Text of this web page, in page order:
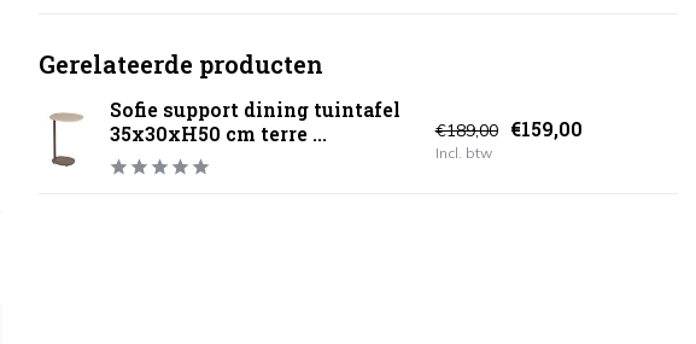
Gerelateerde producten
Sofie support dining tuintafel
35x30xH50 cm terre ...
€189,00 €159,00
Incl. btw